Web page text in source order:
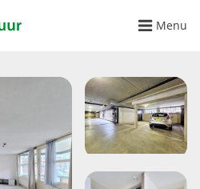
Menu